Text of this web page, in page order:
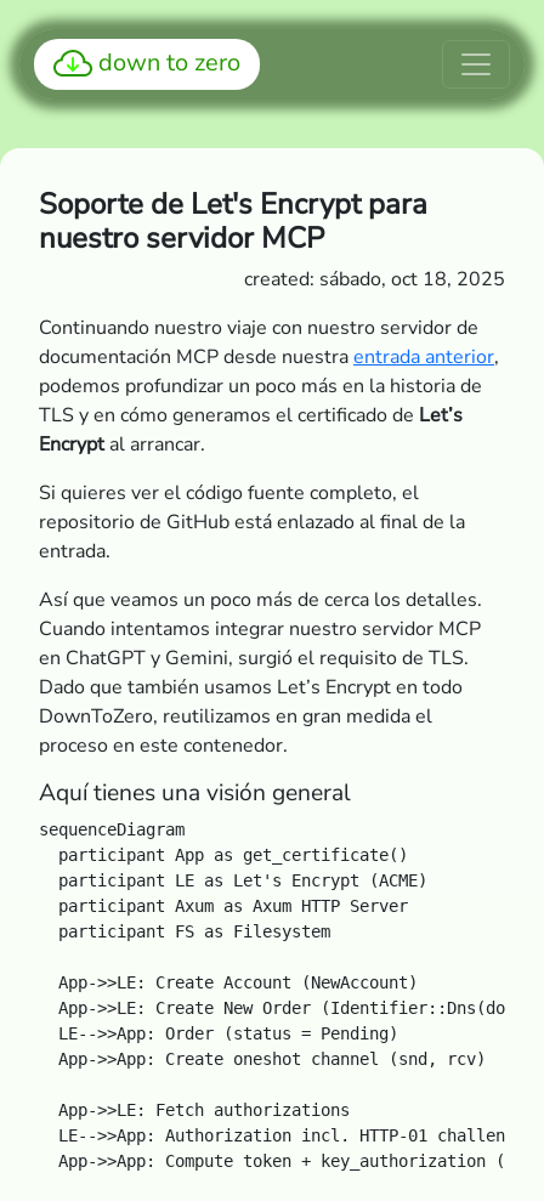
down to zero
Soporte de Let's Encrypt para
nuestro servidor MCP
created: sábado, oct 18, 2025
Continuando nuestro viaje con nuestro servidor de
documentación MCP desde nuestraentrada anterior,
podemos profundizar un poco más en la historia de
TLS y en cómo generamos el certificado de Let’s
Encryptal arrancar.
Si quieres ver el código fuente completo, el
repositorio de GitHub está enlazado al final de la
entrada.
Así que veamos un poco más de cerca los detalles.
Cuando intentamos integrar nuestro servidor MCP
en ChatGPT y Gemini, surgió el requisito de TLS.
Dado que también usamos Let’s Encrypt en todo
DownToZero, reutilizamos en gran medida el
proceso en este contenedor.
Aquí tienes una visión general
sequenceDiagram
  participant App as get_certificate()
  participant LE as Let's Encrypt (ACME)
  participant Axum as Axum HTTP Server
  participant FS as Filesystem
  App->>LE: Create Account (NewAccount)
App->>LE: Create New Order
  LE-->>App: Order (status = Pending)
  App->>App: Create oneshot channel (snd, rcv)
  App->>LE: Fetch authorizations
  LE-->>App: Authorization incl. HTTP-01 challenge
App->>App: Compute token + key_authorization